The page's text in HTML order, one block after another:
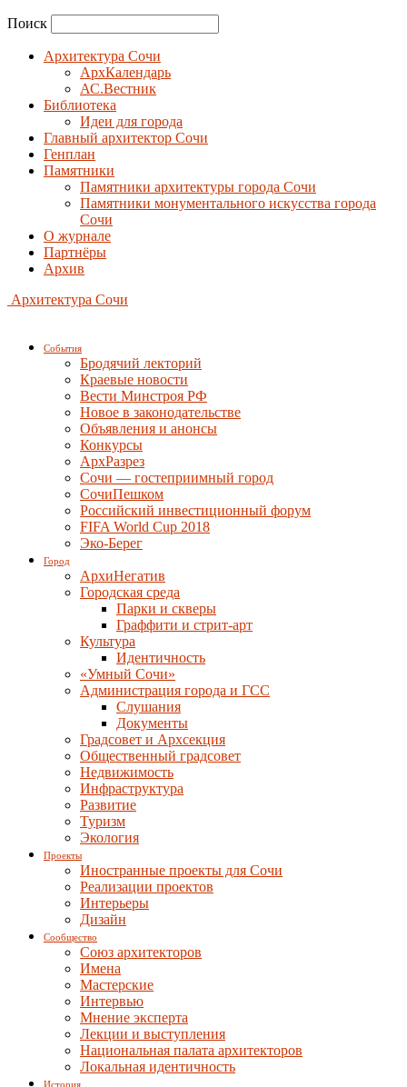
Поиск
Архитектура Сочи
АрхКалендарь
АС.Вестник
Библиотека
Идеи для города
Главный архитектор Сочи
Генплан
Памятники
Памятники архитектуры города Сочи
Памятники монументального искусства города
Сочи
О журнале
Партнёры
Архив
Архитектура Сочи
События
Бродячий лекторий
Краевые новости
Вести Минстроя РФ
Новое в законодательстве
Объявления и анонсы
Конкурсы
АрхРазрез
Сочи — гостеприимный город
СочиПешком
Российский инвестиционный форум
FIFA World Cup 2018
Эко-Берег
Город
АрхиНегатив
Городская среда
Парки и скверы
Граффити и стрит-арт
Культура
Идентичность
«Умный Сочи»
Администрация города и ГСС
Слушания
Документы
Градсовет и Архсекция
Общественный градсовет
Недвижимость
Инфраструктура
Развитие
Туризм
Экология
Проекты
Иностранные проекты для Сочи
Реализации проектов
Интерьеры
Дизайн
Сообщество
Союз архитекторов
Имена
Мастерские
Интервью
Мнение эксперта
Лекции и выступления
Национальная палата архитекторов
Локальная идентичность
История